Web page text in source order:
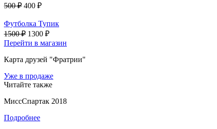
500 ₽ 400 ₽
Футболка Тупик
1500 ₽ 1300 ₽
Перейти в магазин
Карта друзей "Фратрии"
Уже в продаже
Читайте также
МиссСпартак 2018
Подробнее